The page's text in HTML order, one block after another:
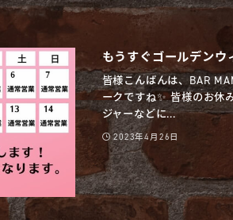
もうすぐゴールデンウ
皆様こんばんは、BAR
ークですね✨ 皆様のお休
ジャーなどに...
2023年4月26日